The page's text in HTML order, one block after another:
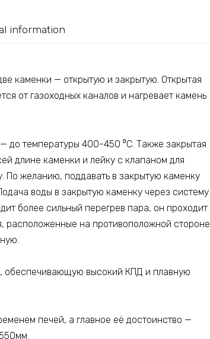
information
каменки — открытую и закрытую. Открытая
от газоходных каналов и нагревает камень
до температуры 400-450 ⁰С. Также закрытая
длине каменки и лейку с клапаном для
По желанию, поддавать в закрытую каменку
воды в закрытую каменку через систему
более сильный перегрев пара, он проходит
расположенные на противоположной стороне
обеспечивающую высокий КПД и плавную
печей, а главное её достоинство —